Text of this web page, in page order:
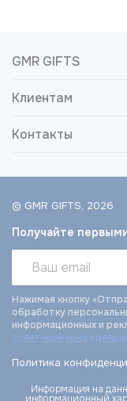
GMR GIFTS
Клиентам
Контакты
© GMR GIFTS, 2026
Получайте
Нажимая кнопку
обработку
информационных и
политикой
Политика
Информация на